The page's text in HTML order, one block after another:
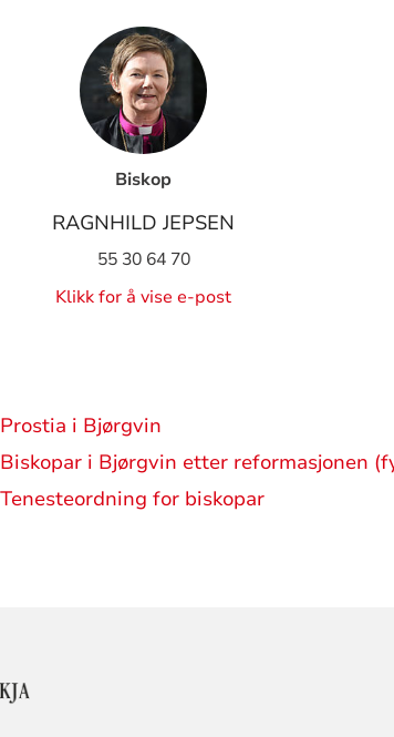
Biskop
RAGNHILD JEPSEN
55 30 64 70
Klikk for å vise e-post
Prostia i Bjørgvin
Biskopar i Bjørgvin etter reformasjonen
Tenesteordning for biskopar
KONTAKTINFORMASJON